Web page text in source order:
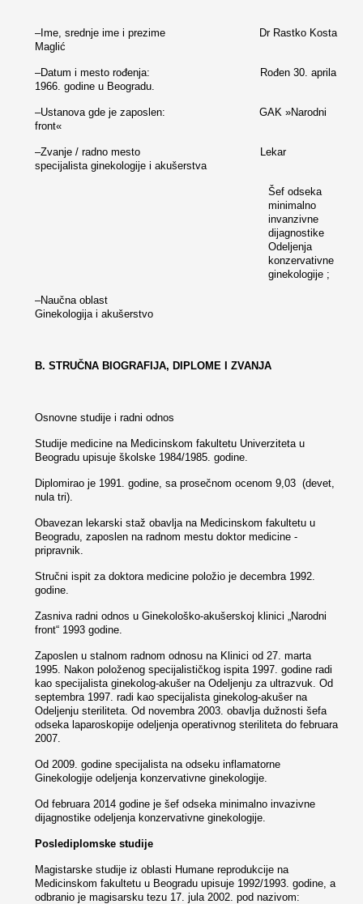
–Ime, srednje ime i prezime Dr Rastko Kosta
Maglić
–Datum i mesto rođenja: Rođen 30. aprila
1966. godine u Beogradu.
–Ustanova gde je zaposlen: GAK »Narodni
front«
–Zvanje / radno mesto Lekar
specijalista ginekologije i akušerstva
Šef odseka
minimalno
invanzivne
dijagnostike
Odeljenja
konzervativne
ginekologije ;
–Naučna oblast
Ginekologija i akušerstvo
B. STRUČNA BIOGRAFIJA, DIPLOME I ZVANJA
Osnovne studije i radni odnos
Studije medicine na Medicinskom fakultetu Univerziteta u
Beogradu upisuje školske 1984/1985. godine.
Diplomirao je 1991. godine, sa prosečnom ocenom 9,03 (devet,
nula tri).
Obavezan lekarski staž obavlja na Medicinskom fakultetu u
Beogradu, zaposlen na radnom mestu doktor medicine -
pripravnik.
Stručni ispit za doktora medicine položio je decembra 1992.
godine.
Zasniva radni odnos u Ginekološko-akušerskoj klinici „Narodni
front“ 1993 godine.
Zaposlen u stalnom radnom odnosu na Klinici od 27. marta
1995. Nakon položenog specijalističkog ispita 1997. godine radi
kao specijalista ginekolog-akušer na Odeljenju za ultrazvuk. Od
septembra 1997. radi kao specijalista ginekolog-akušer na
Odeljenju steriliteta. Od novembra 2003. obavlja dužnosti šefa
odseka laparoskopije odeljenja operativnog steriliteta do februara
2007.
Od 2009. godine specijalista na odseku inflamatorne
Ginekologije odeljenja konzervativne ginekologije.
Od februara 2014 godine je šef odseka minimalno invazivne
dijagnostike odeljenja konzervativne ginekologije.
Poslediplomske studije
Magistarske studije iz oblasti Humane reprodukcije na
Medicinskom fakultetu u Beogradu upisuje 1992/1993. godine, a
odbranio je magisarsku tezu 17. jula 2002. pod nazivom: